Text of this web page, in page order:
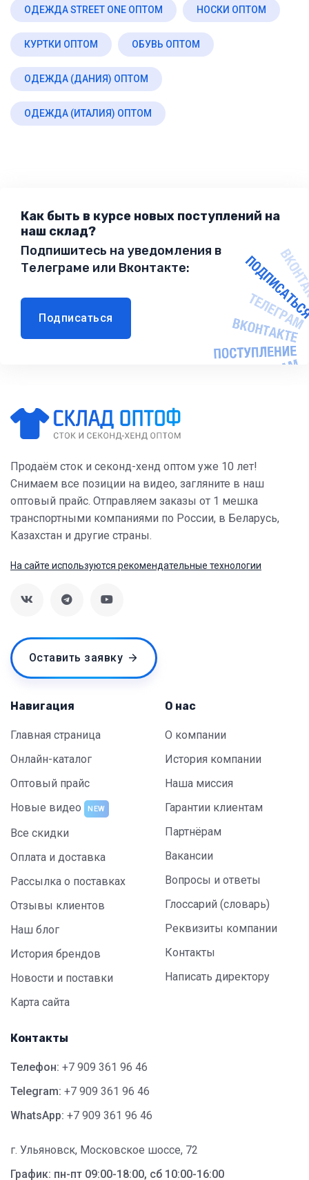
ОДЕЖДА STREET ONE ОПТОМ НОСКИ ОПТОМ
КУРТКИ ОПТОМ ОБУВЬ ОПТОМ
ОДЕЖДА (ДАНИЯ) ОПТОМ
ОДЕЖДА (ИТАЛИЯ) ОПТОМ
Как быть в курсе новых поступлений на
наш склад?
Подпишитесь на уведомления в
Телеграме или Вконтакте:
Подписаться
Продаём сток и секонд-хенд оптом уже 10 лет!
Снимаем все позиции на видео, загляните в наш
оптовый прайс. Отправляем заказы от 1 мешка
транспортными компаниями по России, в Беларусь,
Казахстан и другие страны.
На сайте используются рекомендательные технологии
Оставить заявку
Навигация
Главная страница
Онлайн-каталог
Оптовый прайс
Новые видео
NEW
Все скидки
Оплата и доставка
Рассылка о поставках
Отзывы клиентов
Наш блог
История брендов
Новости и поставки
Карта сайта
О нас
О компании
История компании
Наша миссия
Гарантии клиентам
Партнёрам
Вакансии
Вопросы и ответы
Глоссарий (словарь)
Реквизиты компании
Контакты
Написать директору
Контакты
Телефон: +7 909 361 96 46
Telegram: +7 909 361 96 46
WhatsApp: +7 909 361 96 46
г. Ульяновск, Московское шоссе, 72
График: пн-пт 09:00-18:00, сб 10:00-16:00